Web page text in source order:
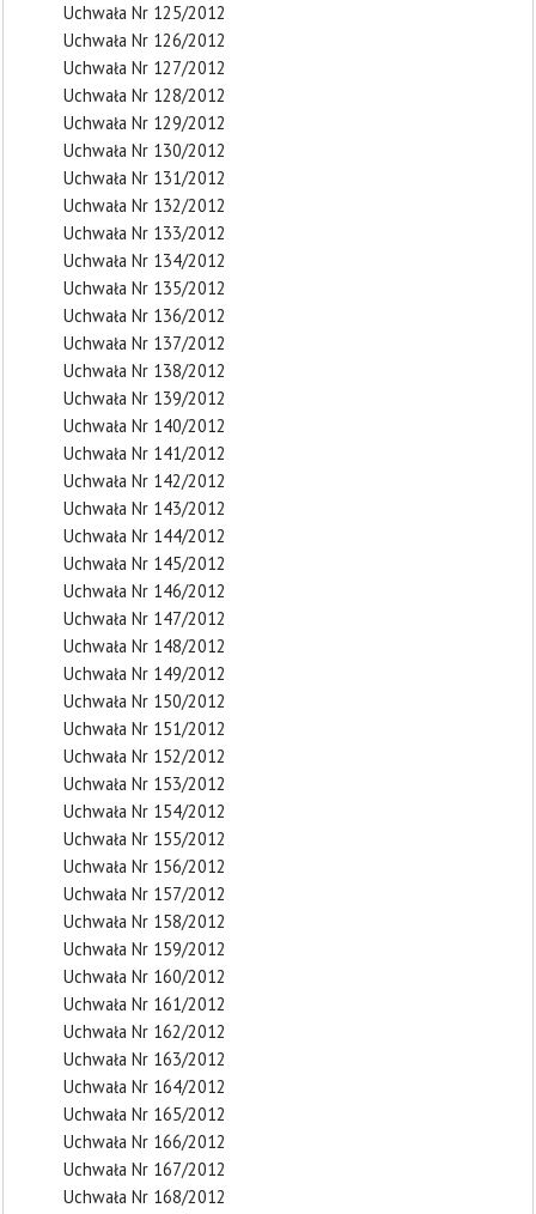
Uchwała Nr 125/2012
Uchwała Nr 126/2012
Uchwała Nr 127/2012
Uchwała Nr 128/2012
Uchwała Nr 129/2012
Uchwała Nr 130/2012
Uchwała Nr 131/2012
Uchwała Nr 132/2012
Uchwała Nr 133/2012
Uchwała Nr 134/2012
Uchwała Nr 135/2012
Uchwała Nr 136/2012
Uchwała Nr 137/2012
Uchwała Nr 138/2012
Uchwała Nr 139/2012
Uchwała Nr 140/2012
Uchwała Nr 141/2012
Uchwała Nr 142/2012
Uchwała Nr 143/2012
Uchwała Nr 144/2012
Uchwała Nr 145/2012
Uchwała Nr 146/2012
Uchwała Nr 147/2012
Uchwała Nr 148/2012
Uchwała Nr 149/2012
Uchwała Nr 150/2012
Uchwała Nr 151/2012
Uchwała Nr 152/2012
Uchwała Nr 153/2012
Uchwała Nr 154/2012
Uchwała Nr 155/2012
Uchwała Nr 156/2012
Uchwała Nr 157/2012
Uchwała Nr 158/2012
Uchwała Nr 159/2012
Uchwała Nr 160/2012
Uchwała Nr 161/2012
Uchwała Nr 162/2012
Uchwała Nr 163/2012
Uchwała Nr 164/2012
Uchwała Nr 165/2012
Uchwała Nr 166/2012
Uchwała Nr 167/2012
Uchwała Nr 168/2012